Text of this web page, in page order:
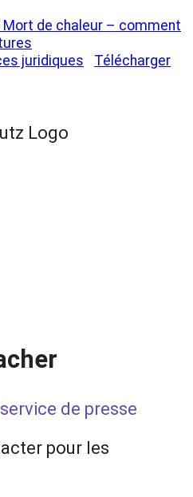
de chaleur – comment
juridiques
Télécharger
de presse
pour les